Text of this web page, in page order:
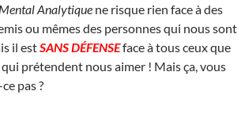
Analytique ne risque rien face à des
ou mêmes des personnes qui nous sont
il estSANS DÉFENSEface à tous ceux que
prétendent nous aimer ! Mais ça, vous
pas ?